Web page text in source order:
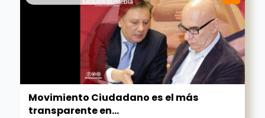
Movimiento Ciudadano es el más
transparente en...